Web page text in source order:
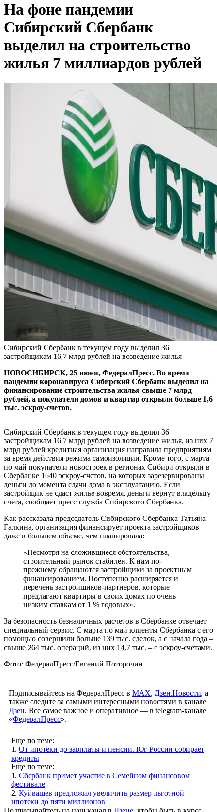
На фоне пандемии
Сибирский Сбербанк
выделил на строительство
жилья 7 миллиардов рублей
Сибирский Сбербанк в текущем году выделил 36
застройщикам 16,7 млрд рублей на возведение жилья
НОВОСИБИРСК, 25 июня, ФедералПресс. Во время
пандемии коронавируса Сибирский Сбербанк выделил на
финансирование строительства жилья свыше 7 млрд
рублей, а покупатели домов и квартир открыли больше 1,6
тыс. эскроу-счетов.
Сибирский Сбербанк в текущем году выделил 36
застройщикам 16,7 млрд рублей на возведение жилья, из них 7
млрд рублей кредитная организация направила предприятиям
за время действия режима самоизоляции. Кроме того, с марта
по май покупатели новостроек в регионах Сибири открыли в
Сбербанке 1640 эскроу-счетов, на которых зарезервированы
деньги до момента сдачи дома в эксплуатацию. Если
застройщик не сдаст жилье вовремя, деньги вернут владельцу
счета, сообщает пресс-служба Сибирского Сбербанка.
Как рассказала председатель Сибирского Сбербанка Татьяна
Галкина, организация финансирует проекта застройщиков
даже в большем объеме, чем планировала:
«Несмотря на сложившиеся обстоятельства,
строительный рынок стабилен. К нам по-
прежнему обращаются застройщики за проектным
финансированием. Постепенно расширяется и
перечень застройщиков-партнеров, которые
предлагают квартиры в своих домах по очень
низким ставкам от 1 % годовых».
За безопасность безналичных расчетов в Сбербанке отвечает
специальный сервис. С марта по май клиенты Сбербанка с его
помощью совершили больше 139 тыс. сделок, а с начала года –
свыше 264 тыс. операций, из них 14,7 тыс. – с эскроу-счетами.
Фото: ФедералПресс/Евгений Поторочин
Подписывайтесь на ФедералПресс в МАХ, Дзен.Новости, а
также следите за самыми интересными новостями в канале
Дзен. Все самое важное и оперативное — в telegram-канале
«ФедералПресс».
Еще по теме:
1. От ипотеки до зарплаты и пенсии. Юг России собирает
кредиты
Еще по теме:
1. Сбербанк примет участие в Семейном финансовом
фестивале
2. Куйвашев предложил увеличить размер льготной
ипотеки до пяти миллионов
Подписывайтесь на наш канал в Дзене , чтобы быть в курсе